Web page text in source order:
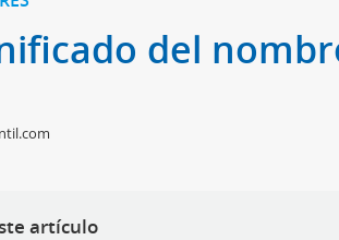
del
artículo